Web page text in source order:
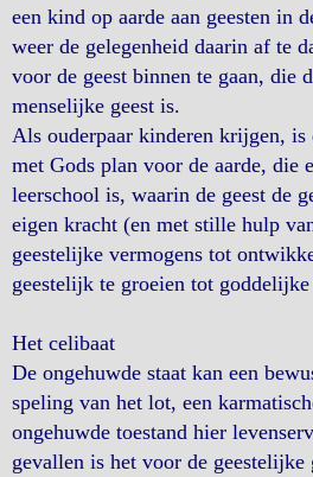
een kind op aarde aan geesten in
weer de gelegenheid daarin af te
voor de geest binnen te gaan, die
menselijke geest is.
Als ouderpaar kinderen krijgen, is
met Gods plan voor de aarde, die
leerschool is, waarin de geest de
eigen kracht (en met stille hulp
geestelijke vermogens tot
geestelijk te groeien tot
Het celibaat
De ongehuwde staat kan een
speling van het lot, een
ongehuwde toestand hier
gevallen is het voor de